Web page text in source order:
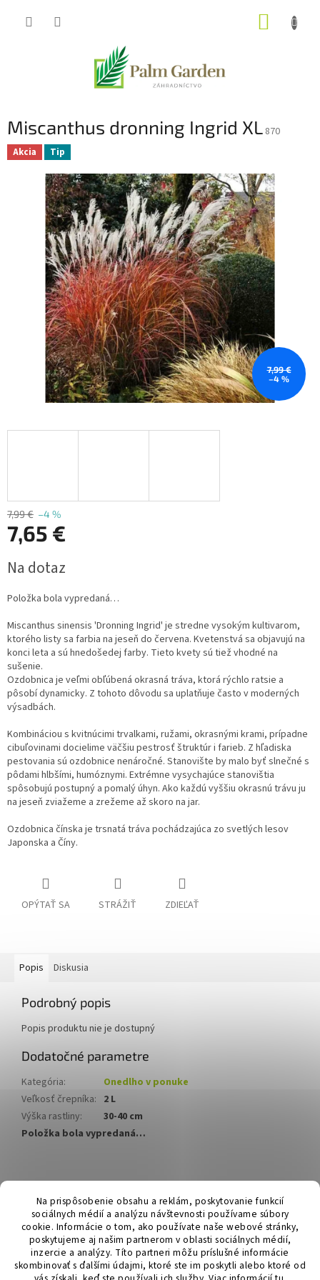
Na prispôsobenie obsahu a reklám, poskytovanie funkcií
sociálnych médií a analýzu návštevnosti používame súbory
cookie. Informácie o tom, ako používate naše webové stránky,
poskytujeme aj našim partnerom v oblasti sociálnych médií,
inzercie a analýzy. Títo partneri môžu príslušné informácie
skombinovať s ďalšími údajmi, ktoré ste im poskytli alebo ktoré od
Miscanthus dronning Ingrid XL 870
Akcia Tip
7,99 €
–4 %
7,99 € –4 %
7,65 €
cena:
Na dotaz
Položka bola vypredaná…
Miscanthus sinensis 'Dronning Ingrid' je stredne vysokým kultivarom,
ktorého listy sa farbia na jeseň do červena. Kvetenstvá sa objavujú na
konci leta a sú hnedošedej farby. Tieto kvety sú tiež vhodné na
sušenie.
Ozdobnica je veľmi obľúbená okrasná tráva, ktorá rýchlo ratsie a
pôsobí dynamicky. Z tohoto dôvodu sa uplatňuje často v moderných
výsadbách.
Kombináciou s kvitnúcimi trvalkami, ružami, okrasnými krami, prípadne
cibuľovinami docielime väčšiu pestrosť štruktúr i farieb. Z hľadiska
pestovania sú ozdobnice nenáročné. Stanovište by malo byť slnečné s
pôdami hlbšími, humóznymi. Extrémne vysychajúce stanovištia
spôsobujú postupný a pomalý úhyn. Ako každú vyššiu okrasnú trávu ju
na jeseň zviažeme a zrežeme až skoro na jar.
Ozdobnica čínska je trsnatá tráva pochádzajúca zo svetlých lesov
Japonska a Číny.
OPÝTAŤ SA STRÁŽIŤ ZDIEĽAŤ
Popis Diskusia
Podrobný popis
Popis produktu nie je dostupný
Dodatočné parametre
Kategória:
Onedlho v ponuke
Veľkosť črepníka: 2 L
Výška rastliny:
30-40 cm
Položka bola vypredaná…
á
Hurmikaki.com